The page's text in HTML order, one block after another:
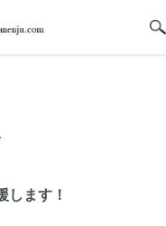
します！